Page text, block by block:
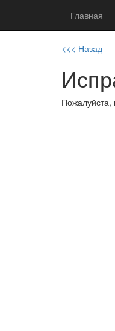
Главная
<<< Назад
Пожалуйста,